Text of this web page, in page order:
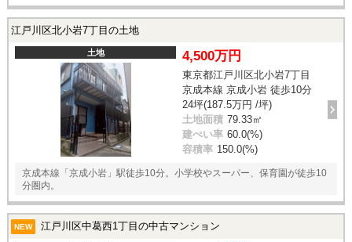
江戸川区北小岩7丁目の土地
土地 4,500万円
東京都江戸川区北小岩7丁目
京成本線 京成小岩 徒歩10分
24坪(187.5万円 /坪)
土地面積 79.33㎡
建ぺい率 60.0(%)
容積率 150.0(%)
京成本線「京成小岩」駅徒歩10分。小学校やスーパー、保育園が徒歩10
分圏内。
NEW 江戸川区中葛西1丁目の中古マンション